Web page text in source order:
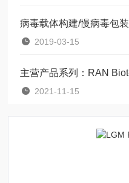
病毒载体构建/慢病毒包装
2019-03-15
2021-11-15